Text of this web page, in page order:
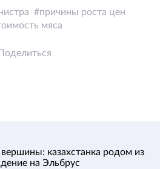
причины роста цен
мяса
Поделиться
казахстанка родом из
на Эльбрус